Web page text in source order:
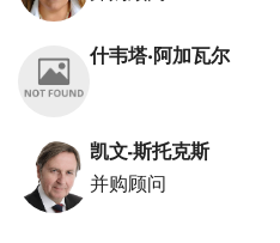
什韦塔·阿加瓦尔
凯文-斯托克斯
并购顾问